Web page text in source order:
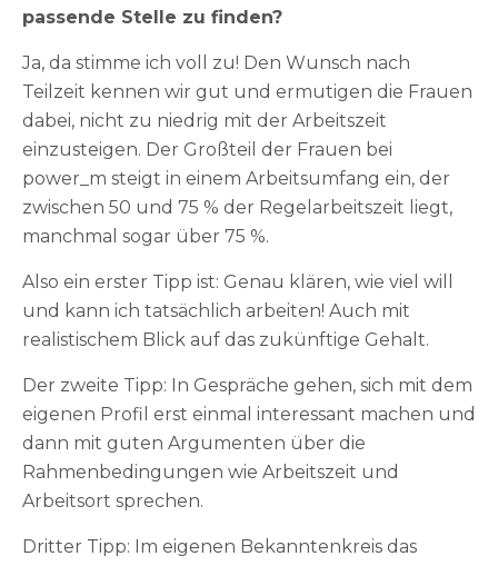
passende Stelle zu finden?
Ja, da stimme ich voll zu! Den Wunsch nach
Teilzeit kennen wir gut und ermutigen die Frauen
dabei, nicht zu niedrig mit der Arbeitszeit
einzusteigen. Der Großteil der Frauen bei
power_m steigt in einem Arbeitsumfang ein, der
zwischen 50 und 75 % der Regelarbeitszeit liegt,
manchmal sogar über 75 %.
Also ein erster Tipp ist: Genau klären, wie viel will
und kann ich tatsächlich arbeiten! Auch mit
realistischem Blick auf das zukünftige Gehalt.
Der zweite Tipp: In Gespräche gehen, sich mit dem
eigenen Profil erst einmal interessant machen und
dann mit guten Argumenten über die
Rahmenbedingungen wie Arbeitszeit und
Arbeitsort sprechen.
Dritter Tipp: Im eigenen Bekanntenkreis das